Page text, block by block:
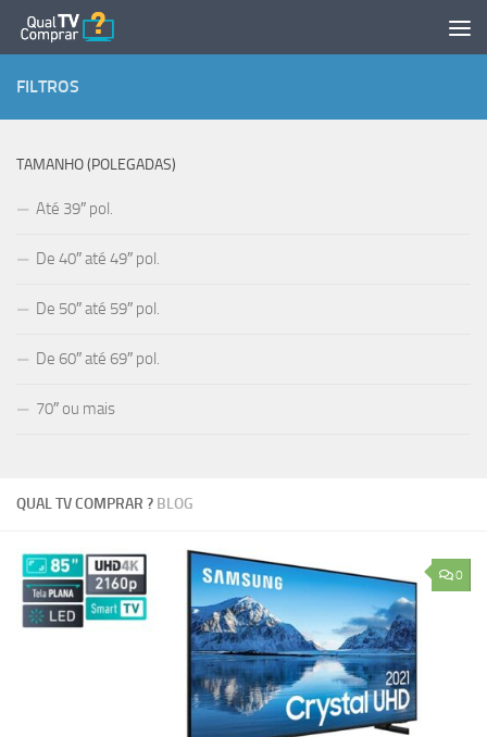
Skip to content
QUAL TV COMPRAR ? BLOG
0
FILTROS
TAMANHO (POLEGADAS)
Até 39″ pol.
De 40″ até 49″ pol.
De 50″ até 59″ pol.
De 60″ até 69″ pol.
70″ ou mais